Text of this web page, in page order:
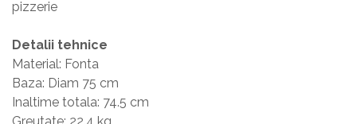
pizzerie
Detalii tehnice
Material: Fonta
Baza: Diam 75 cm
Inaltime totala: 74.5 cm
Greutate: 22.4 kg